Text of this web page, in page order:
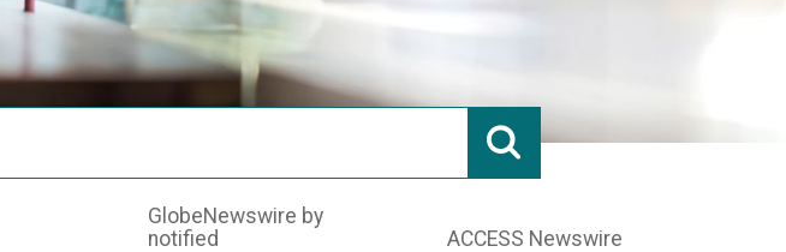
GlobeNewswire by
notified
ACCESS Newswire